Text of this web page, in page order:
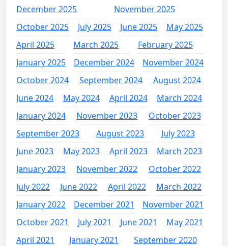
December 2025
November 2025
October 2025
July 2025 June 2025
May 2025
April 2025
March 2025
February 2025
January 2025
December 2024
November 2024
October 2024
September 2024
August 2024
June 2024
May 2024 April 2024
March 2024
January 2024
November 2023
October 2023
September 2023
August 2023
July 2023
June 2023
May 2023 April 2023
March 2023
January 2023
November 2022
October 2022
July 2022
June 2022 April 2022
March 2022
January 2022
December 2021
November 2021
October 2021
July 2021 June 2021
May 2021
April 2021
January 2021
September 2020